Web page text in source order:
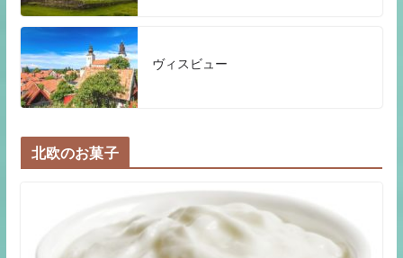
ヴィスビュー
北欧のお菓子